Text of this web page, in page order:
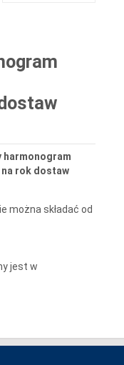
harmonogram
rok dostaw
można składać od
jest w